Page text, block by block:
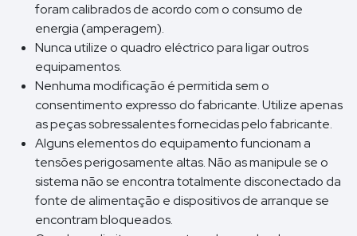
foram calibrados de acordo com o consumo de
energia (amperagem).
Nunca utilize o quadro eléctrico para ligar outros
equipamentos.
Nenhuma modificação é permitida sem o
consentimento expresso do fabricante. Utilize apenas
as peças sobressalentes fornecidas pelo fabricante.
Alguns elementos do equipamento funcionam a
tensões perigosamente altas. Não as manipule se o
sistema não se encontra totalmente disconectado da
fonte de alimentação e dispositivos de arranque se
encontram bloqueados.